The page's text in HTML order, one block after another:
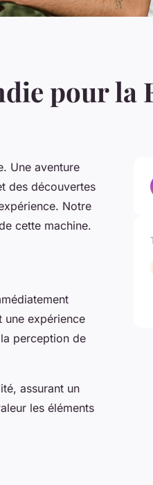
pour la
Une aventure
des découvertes
Notre
cette machine.
une expérience
perception de
assurant un
les éléments